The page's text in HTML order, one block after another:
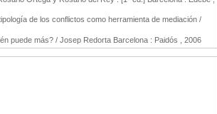
de los conflictos como herramienta de mediación /
puede más? / Josep Redorta Barcelona : Paidós , 2006